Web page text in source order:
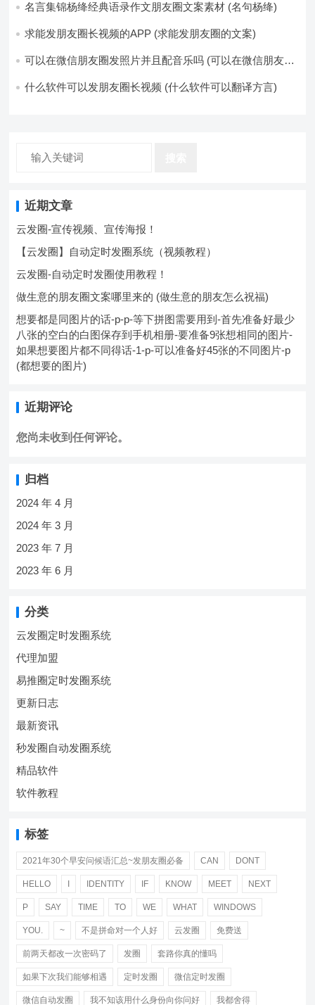
名言集锦杨绛经典语录作文朋友圈文案素材 (名句杨绛)
求能发朋友圈长视频的APP (求能发朋友圈的文案)
可以在微信朋友圈发照片并且配音乐吗 (可以在微信朋友圈
什么软件可以发朋友圈长视频 (什么软件可以翻译方言)
近期文章
云发圈-宣传视频、宣传海报！
【云发圈】自动定时发圈系统（视频教程）
云发圈-自动定时发圈使用教程！
做生意的朋友圈文案哪里来的 (做生意的朋友怎么祝福)
想要都是同图片的话-p-p-等下拼图需要用到-首先准备好最少
八张的空白的白图保存到手机相册-要准备9张想相同的图片-
如果想要图片都不同得话-1-p-可以准备好45张的不同图片-p
(都想要的图片)
近期评论
您尚未收到任何评论。
归档
2024 年 4 月
2024 年 3 月
2023 年 7 月
2023 年 6 月
分类
云发圈定时发圈系统
代理加盟
易推圈定时发圈系统
更新日志
最新资讯
秒发圈自动发圈系统
精品软件
软件教程
标签
2021年30个早安问候语汇总~发朋友圈必备 CAN DONT
HELLO IDENTITY IF KNOW MEET NEXT
P SAY TIME TO WE WHAT WINDOWS
YOU. ~ 不是拼命对一个人好 云发圈 免费送
前两天都改一次密码了 发圈 套路你真的懂吗
如果下次我们能够相遇 定时发圈 微信定时发圈
微信自动发圈 我不知该用什么身份向你问好 我都舍得